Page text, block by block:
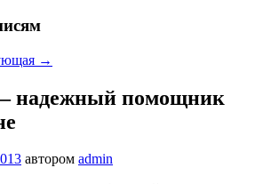
→
надежный помощник
автором admin